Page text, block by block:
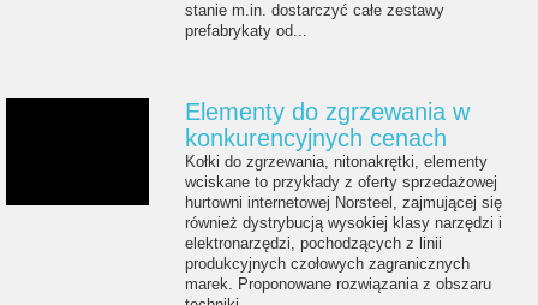
stanie m.in. dostarczyć całe zestawy
prefabrykaty od...
Elementy do zgrzewania w
konkurencyjnych cenach
Kołki do zgrzewania, nitonakrętki, elementy
wciskane to przykłady z oferty sprzedażowej
hurtowni internetowej Norsteel, zajmującej się
również dystrybucją wysokiej klasy narzędzi i
elektronarzędzi, pochodzących z linii
produkcyjnych czołowych zagranicznych
marek. Proponowane rozwiązania z obszaru